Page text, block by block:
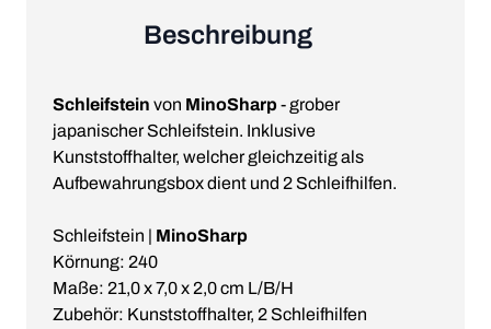
Beschreibung
Schleifstein von MinoSharp- grober
japanischer Schleifstein. Inklusive
Kunststoffhalter, welcher gleichzeitig als
Aufbewahrungsbox dient und 2 Schleifhilfen.
Schleifstein | MinoSharp
Körnung: 240
Maße: 21,0 x 7,0 x 2,0 cm L/B/H
Zubehör: Kunststoffhalter, 2 Schleifhilfen